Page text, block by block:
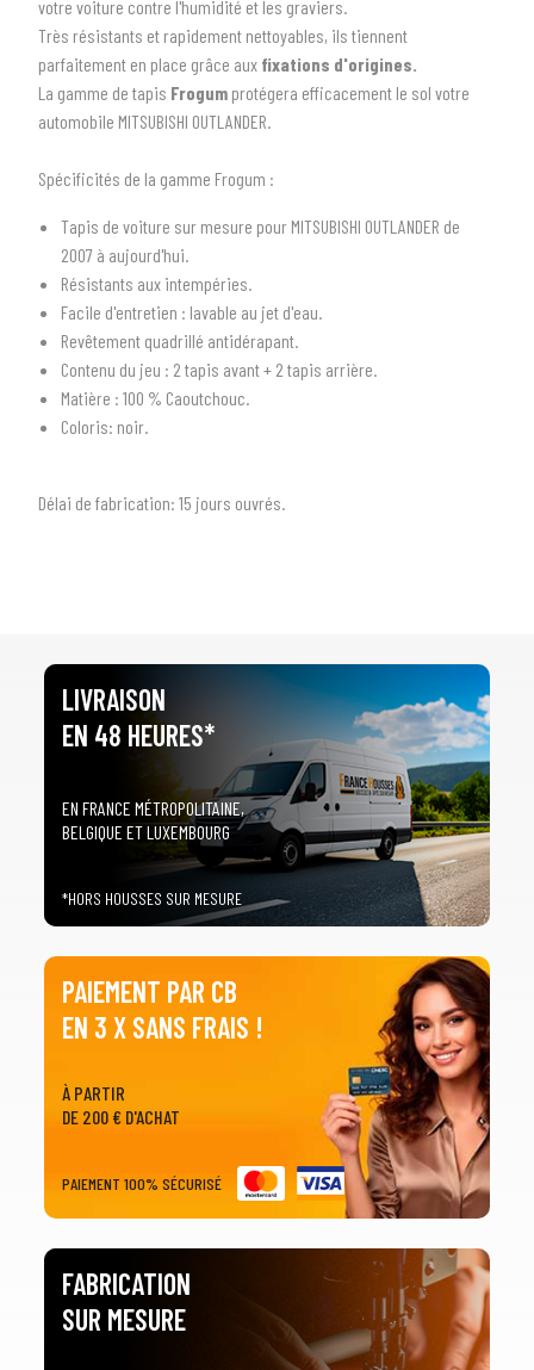
SÉLECTIONNEZ LE TYPE DE VOTRE VÉHICULE
Tous les types
SÉLECTIONNEZ LA MARQUE DE VOTRE VÉHICULE
Toutes les marques
PRÉCISEZ LE MODÈLE
votre voiture contre l'humidité et les graviers.
Très résistants et rapidement nettoyables, ils tiennent
parfaitement en place grâce aux fixations d'origines.
La gamme de tapis Frogum protégera efficacement le sol votre
automobile MITSUBISHI OUTLANDER.
Spécificités de la gamme Frogum :
Tapis de voiture sur mesure pour MITSUBISHI OUTLANDER de
2007 à aujourd'hui
Résistants aux intempéries.
Facile d'entretien : lavable au jet d'eau.
Revêtement quadrillé antidérapant.
Contenu du jeu : 2 tapis avant + 2 tapis arrière.
Matière : 100 % Caoutchouc.
Coloris: noir.
Délai de fabrication: 15 jours ouvrés.
LIVRAISON
EN 48 HEURES*
EN FRANCE MÉTROPOLITAINE,
BELGIQUE ET LUXEMBOURG
*HORS HOUSSES SUR MESURE
PAIEMENT PAR CB
EN 3 X SANS FRAIS !
À PARTIR
DE 200 € D'ACHAT
PAIEMENT 100% SÉCURISÉ
FABRICATION
SUR MESURE